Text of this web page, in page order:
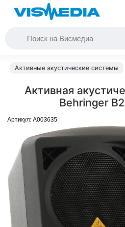
Активные акустические системы
Активная
Behringer
Артикул: A003635